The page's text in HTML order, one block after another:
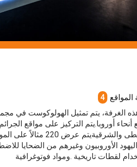
4
الغرفة، يتم تمثيل الهولوكوست في
أنحاء أوروبا.يتم التركيز على مواقع
الوسطى والشرقيةيتم عرض
الأوروبيون وغيرهم من الضحايا
لقطات تاريخية .ومواد فوتوغرافية